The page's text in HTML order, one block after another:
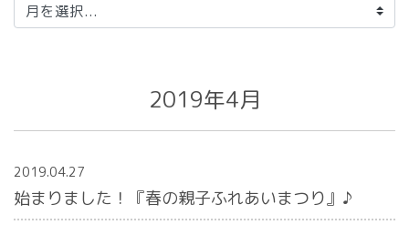
2019年4月
2019.04.27
始まりました！『春の親子ふれあいまつり』♪